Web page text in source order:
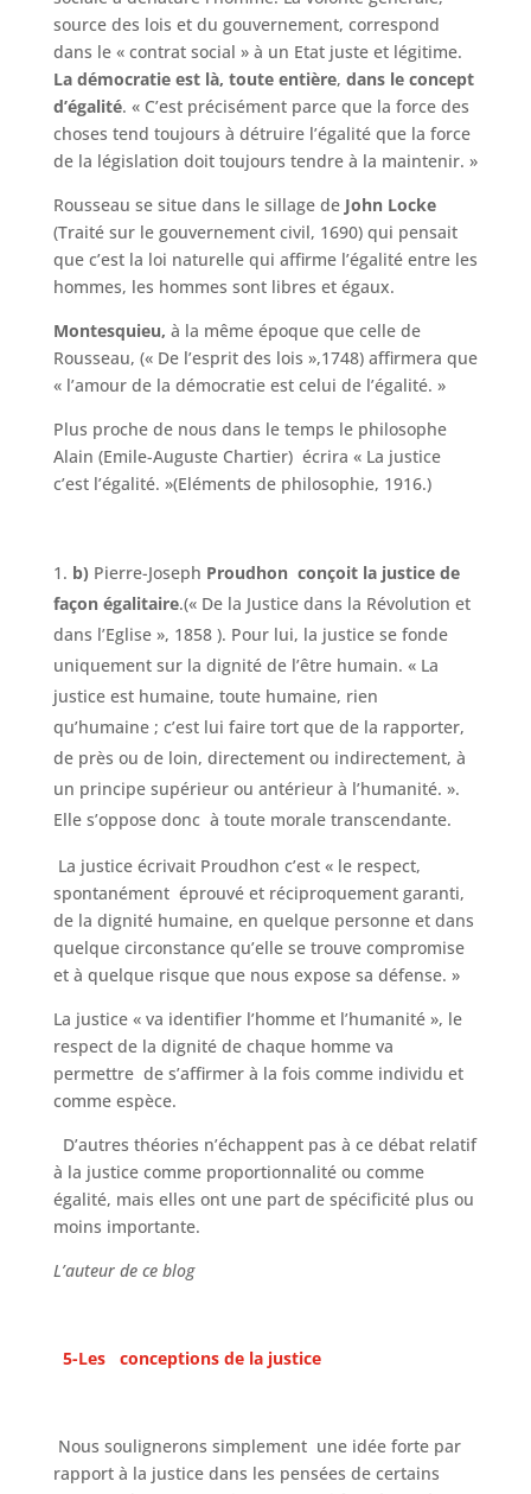
source des lois et du gouvernement, correspond
dans le « contrat social » à un Etat juste et légitime.
La démocratie est là, toute entière, dans le concept
d’égalité. « C’est précisément parce que la force des
choses tend toujours à détruire l’égalité que la force
de la législation doit toujours tendre à la maintenir. »
Rousseau se situe dans le sillage de John Locke
(Traité sur le gouvernement civil, 1690) qui pensait
que c’est la loi naturelle qui affirme l’égalité entre les
hommes, les hommes sont libres et égaux.
Montesquieu, à la même époque que celle de
Rousseau, (« De l’esprit des lois »,1748) affirmera que
« l’amour de la démocratie est celui de l’égalité. »
Plus proche de nous dans le temps le philosophe
Alain (Emile-Auguste Chartier) écrira « La justice
c’est l’égalité. »(Eléments de philosophie, 1916.)
b) Pierre-Joseph Proudhon conçoit la justice de
façon égalitaire.(« De la Justice dans la Révolution et
dans l’Eglise », 1858 ). Pour lui, la justice se fonde
uniquement sur la dignité de l’être humain. « La
justice est humaine, toute humaine, rien
qu’humaine ; c’est lui faire tort que de la rapporter,
de près ou de loin, directement ou indirectement, à
un principe supérieur ou antérieur à l’humanité. ».
Elle s’oppose donc à toute morale transcendante.
La justice écrivait Proudhon c’est « le respect,
spontanément éprouvé et réciproquement garanti,
de la dignité humaine, en quelque personne et dans
quelque circonstance qu’elle se trouve compromise
et à quelque risque que nous expose sa défense. »
La justice « va identifier l’homme et l’humanité », le
respect de la dignité de chaque homme va
permettre de s’affirmer à la fois comme individu et
comme espèce.
D’autres théories n’échappent pas à ce débat relatif
à la justice comme proportionnalité ou comme
égalité, mais elles ont une part de spécificité plus ou
moins importante.
L’auteur de ce blog
5-Les conceptions de la justice
Nous soulignerons simplement une idée forte par
rapport à la justice dans les pensées de certains